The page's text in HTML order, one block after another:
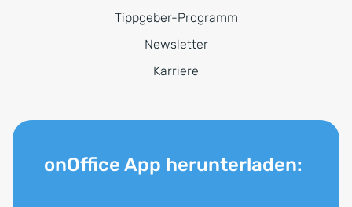
Tippgeber-Programm
Newsletter
Karriere
onOffice App herunterladen: